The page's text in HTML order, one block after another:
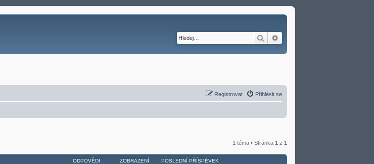
Hledat
Přihlásit se
Registrovat
1 téma • Stránka 1 z 1
ODPOVĚDI ZOBRAZENÍ POSLEDNÍ PŘÍSPĚVEK